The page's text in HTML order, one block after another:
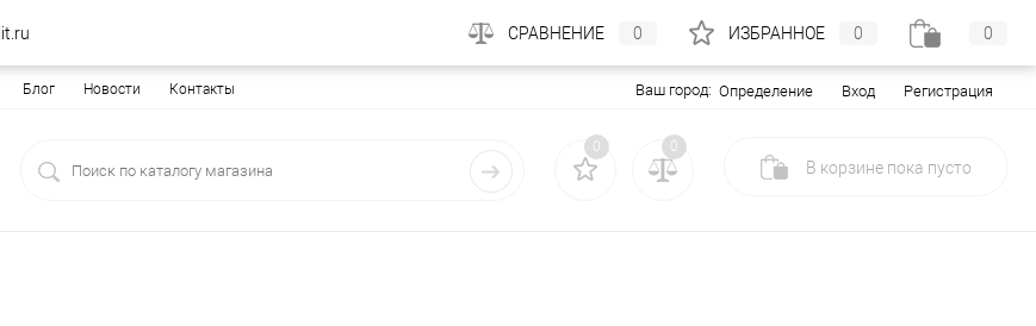
Блог Новости Контакты Ваш город: Определение Вход Регистрация
0 0
В корзине пока пусто
СРАВНЕНИЕ 0 ИЗБРАННОЕ 0 0